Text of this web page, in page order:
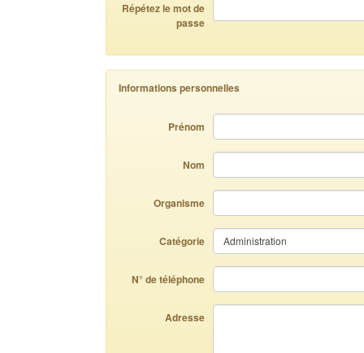
Répétez le mot de
passe
Informations personnelles
Prénom
Nom
Organisme
Catégorie
N° de téléphone
Adresse